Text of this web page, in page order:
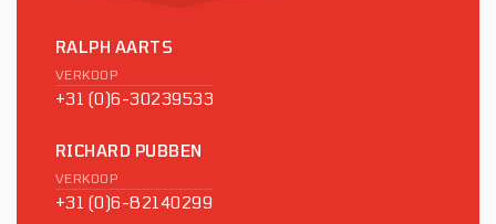
RALPH AARTS
VERKOOP
+31 (0)6-30239533
RICHARD PUBBEN
VERKOOP
+31 (0)6-82140299